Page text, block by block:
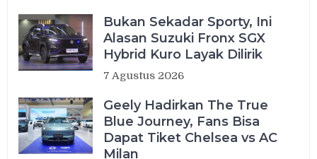
Bukan Sekadar Sporty, Ini
Alasan Suzuki Fronx SGX
Hybrid Kuro Layak Dilirik
7 Agustus 2026
Geely Hadirkan The True
Blue Journey, Fans Bisa
Dapat Tiket Chelsea vs AC
Milan